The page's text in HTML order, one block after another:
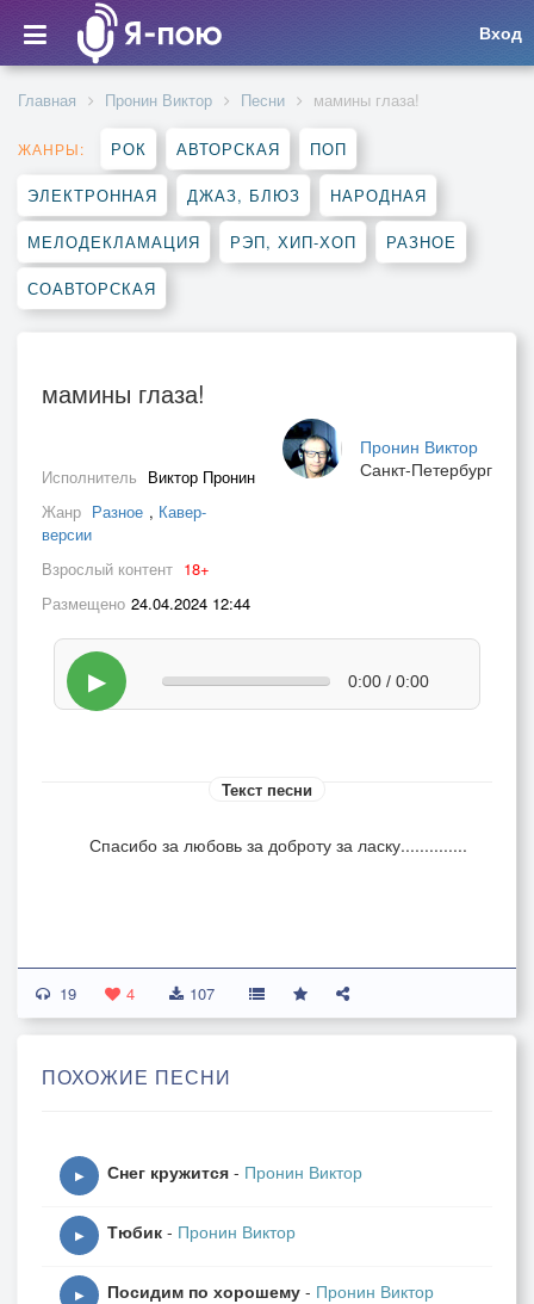
Вход
Главная Пронин Виктор Песни мамины глаза!
ЖАНРЫ: РОК АВТОРСКАЯ ПОП
ЭЛЕКТРОННАЯ ДЖАЗ, БЛЮЗ НАРОДНАЯ
МЕЛОДЕКЛАМАЦИЯ РЭП, ХИП-ХОП РАЗНОЕ
СОАВТОРСКАЯ
мамины глаза!
Пронин Виктор
Санкт-Петербург
Исполнитель Виктор Пронин
Жанр Разное , Кавер-
версии
Взрослый контент 18+
Размещено 24.04.2024 12:44
▶ 0:00 / 0:00
Текст песни
Спасибо за любовь за доброту за ласку..............
19 4 107
ПОХОЖИЕ ПЕСНИ
▶ Снег кружится - Пронин Виктор
▶ Тюбик - Пронин Виктор
▶ Посидим по хорошему - Пронин Виктор